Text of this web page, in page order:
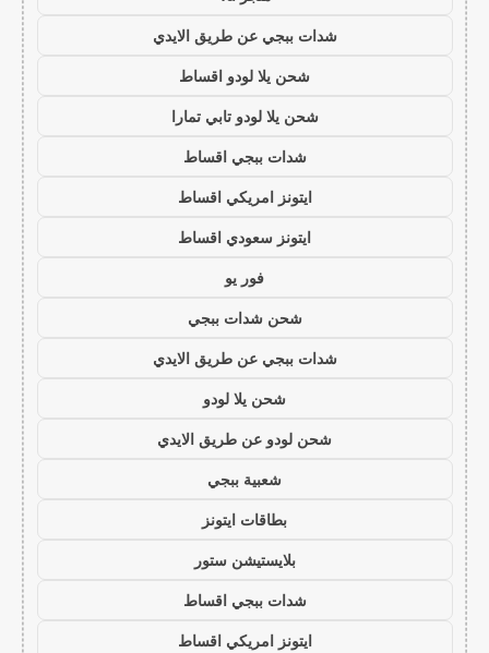
شدات ببجي عن طريق الايدي
شحن يلا لودو اقساط
شحن يلا لودو تابي تمارا
شدات ببجي اقساط
ايتونز امريكي اقساط
ايتونز سعودي اقساط
فور يو
شحن شدات ببجي
شدات ببجي عن طريق الايدي
شحن يلا لودو
شحن لودو عن طريق الايدي
شعبية ببجي
بطاقات ايتونز
بلايستيشن ستور
شدات ببجي اقساط
ايتونز امريكي اقساط